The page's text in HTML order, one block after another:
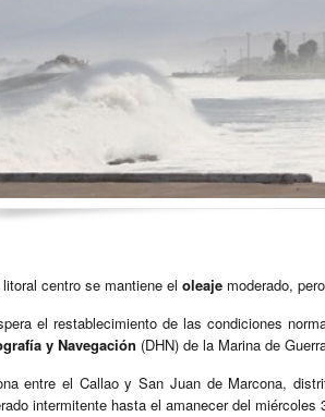
centro se mantiene el oleaje moderado,
el restablecimiento de las condiciones
y Navegación (DHN) de la Marina de
entre el Callao y San Juan de Marcona,
intermitente hasta el amanecer del miércoles